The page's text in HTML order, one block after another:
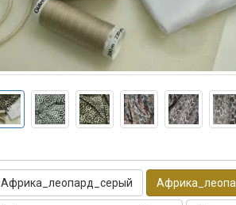
Африка_леопард_серый